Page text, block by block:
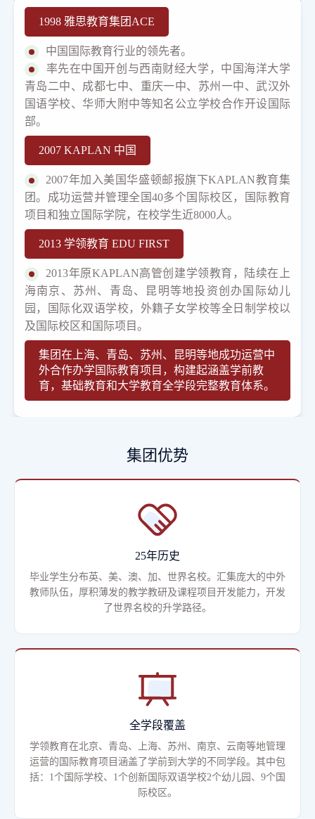
1998 雅思教育集团ACE
中国国际教育行业的领先者。
率先在中国开创与西南财经大学，中国海洋大学
青岛二中、成都七中、重庆一中、苏州一中、武汉外
国语学校、华师大附中等知名公立学校合作开设国际
部。
2007 KAPLAN 中国
2007年加入美国华盛顿邮报旗下KAPLAN教育集
团。成功运营并管理全国40多个国际校区，国际教育
项目和独立国际学院，在校学生近8000人。
2013 学领教育 EDU FIRST
2013年原KAPLAN高管创建学领教育，陆续在上
海南京、苏州、青岛、昆明等地投资创办国际幼儿
园，国际化双语学校，外籍子女学校等全日制学校以
及国际校区和国际项目。
集团在上海、青岛、苏州、昆明等地成功运营中
外合作办学国际教育项目，构建起涵盖学前教
育，基础教育和大学教育全学段完整教育体系。
集团优势
25年历史
毕业学生分布英、美、澳、加、世界名校。汇集庞大的中外
教师队伍，厚积薄发的教学教研及课程项目开发能力，开发
了世界名校的升学路径。
全学段覆盖
学领教育在北京、青岛、上海、苏州、南京、云南等地管理
运营的国际教育项目涵盖了学前到大学的不同学段。其中包
括：1个国际学校、1个创新国际双语学校2个幼儿园、9个国
际校区。